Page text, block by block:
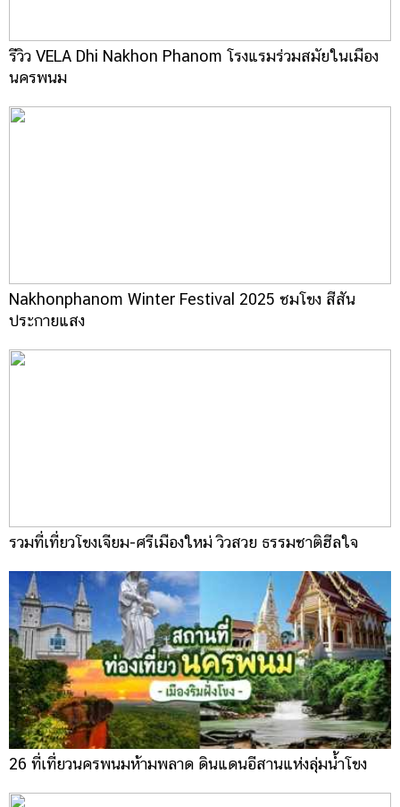
รีวิว VELA Dhi Nakhon Phanom โรงแรมร่วมสมัยในเมือง
นครพนม
Nakhonphanom Winter Festival 2025 ชมโขง สีสัน
ประกายแสง
รวมที่เที่ยวโขงเจียม-ศรีเมืองใหม่ วิวสวย ธรรมชาติฮีลใจ
26 ที่เที่ยวนครพนมห้ามพลาด ดินแดนอีสานแห่งลุ่มน้ำโขง